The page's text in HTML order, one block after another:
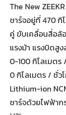
The New
ชาร์จอยู่ที่ 470 กิ
คู่ ขับเคลื่อนสี่อล้
แรงม้า แรงบิดสู
0-100 กิโลเมตร
0 กิโลเมตร / ชั่ว
Lithium-ion
ชาร์จด้วยไฟฟ้าก